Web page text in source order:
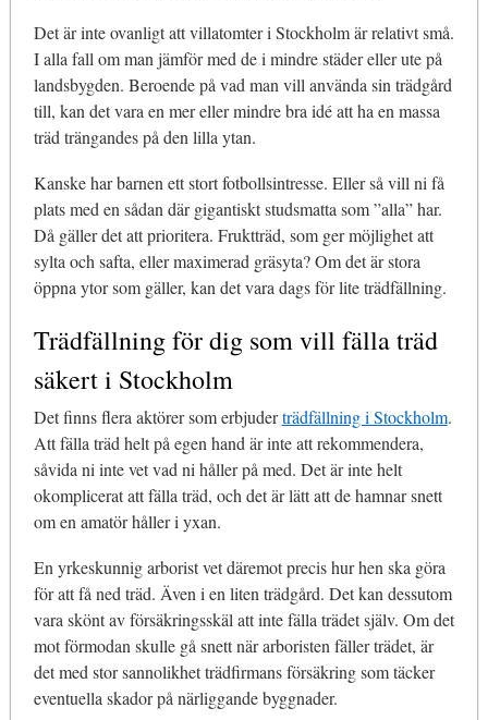
Det är inte ovanligt att villatomter i Stockholm är relativt små.
I alla fall om man jämför med de i mindre städer eller ute på
landsbygden. Beroende på vad man vill använda sin trädgård
till, kan det vara en mer eller mindre bra idé att ha en massa
träd trängandes på den lilla ytan.
Kanske har barnen ett stort fotbollsintresse. Eller så vill ni få
plats med en sådan där gigantiskt studsmatta som ”alla” har.
Då gäller det att prioritera. Fruktträd, som ger möjlighet att
sylta och safta, eller maximerad gräsyta? Om det är stora
öppna ytor som gäller, kan det vara dags för lite trädfällning.
Trädfällning för dig som vill fälla träd
säkert i Stockholm
Det finns flera aktörer som erbjuderträdfällning i Stockholm.
Att fälla träd helt på egen hand är inte att rekommendera,
såvida ni inte vet vad ni håller på med. Det är inte helt
okomplicerat att fälla träd, och det är lätt att de hamnar snett
om en amatör håller i yxan.
En yrkeskunnig arborist vet däremot precis hur hen ska göra
för att få ned träd. Även i en liten trädgård. Det kan dessutom
vara skönt av försäkringsskäl att inte fälla trädet själv. Om det
mot förmodan skulle gå snett när arboristen fäller trädet, är
det med stor sannolikhet trädfirmans försäkring som täcker
eventuella skador på närliggande byggnader.